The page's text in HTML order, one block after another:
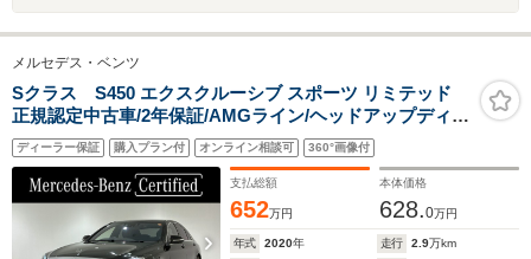
メルセデス・ベンツ
Sクラス S450 エクスクルーシブ スポーツ リミテッド
正規認定中古車/2年保証/AMGライン/ヘッドアップディス
プレイ/パノラミックスライディングルーフ/ブルメスター
サラウンドサウンドシステム/パヒュームアトマイザー/シ
ートヒーター/シートベンチレーター
ディーラー保証 購入プラン付 オンライン相談可 360°画像付
支払総額
652万円
本体価格
628.0万円
年式 2020年 走行 2.9万km